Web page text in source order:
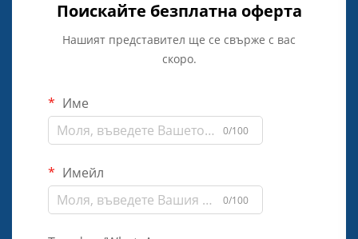
Поискайте безплатна оферта
Нашият представител ще се свърже с вас
скоро.
Име
0/100
Имейл
0/100